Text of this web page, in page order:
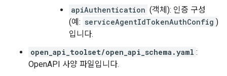
apiAuthentication (객체): 인증 구성
(예: serviceAgentIdTokenAuthConfig )
입니다.
open_api_toolset/open_api_schema.yaml :
OpenAPI 사양 파일입니다.